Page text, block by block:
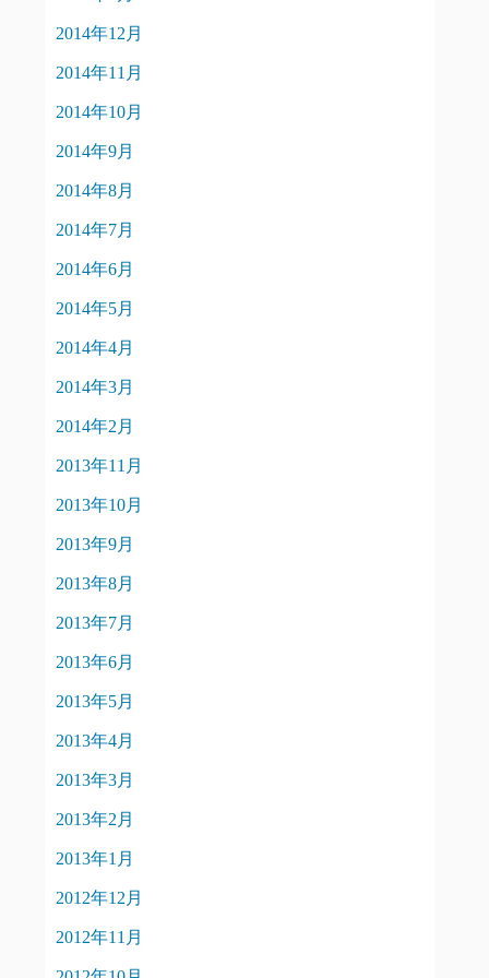
2014年12月
2014年11月
2014年10月
2014年9月
2014年8月
2014年7月
2014年6月
2014年5月
2014年4月
2014年3月
2014年2月
2013年11月
2013年10月
2013年9月
2013年8月
2013年7月
2013年6月
2013年5月
2013年4月
2013年3月
2013年2月
2013年1月
2012年12月
2012年11月